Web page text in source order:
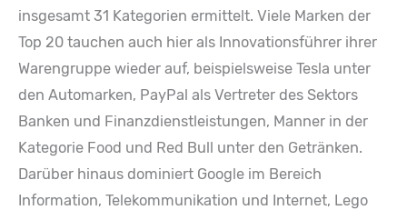
insgesamt 31 Kategorien ermittelt. Viele Marken der
Top 20 tauchen auch hier als Innovationsführer ihrer
Warengruppe wieder auf, beispielsweise Tesla unter
den Automarken, PayPal als Vertreter des Sektors
Banken und Finanzdienstleistungen, Manner in der
Kategorie Food und Red Bull unter den Getränken.
Darüber hinaus dominiert Google im Bereich
Information, Telekommunikation und Internet, Lego